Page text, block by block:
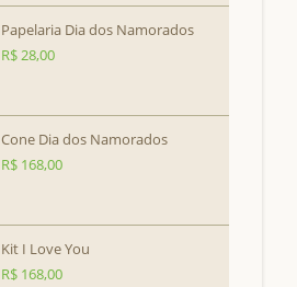
Papelaria Dia dos Namorados
R$28,00
Cone Dia dos Namorados
R$ 168,00
Kit I Love You
R$ 168,00